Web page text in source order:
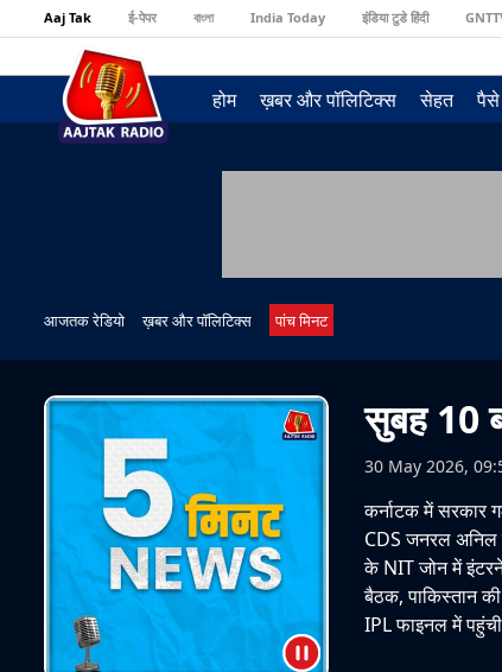
Aaj Tak ई-पेपर বাংলা India Today इंडिया टुडे हिंदी
होम ख़बर और पॉलिटिक्स सेहत पैसे
आजतक रेडियो ख़बर और पॉलिटिक्स पांच मिनट
सुबह 10
30 May 2026,
कर्नाटक में सरकार
CDS जनरल अनिल
के NIT जोन में
बैठक, पाकिस्तान
IPL फाइनल में